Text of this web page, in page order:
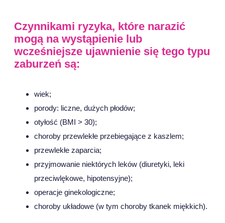
Czynnikami ryzyka, które narazić
mogą na wystąpienie lub
wcześniejsze ujawnienie się tego typu
zaburzeń są:
wiek;
porody: liczne, dużych płodów;
otyłość (BMI > 30);
choroby przewlekłe przebiegające z kaszlem;
przewlekłe zaparcia;
przyjmowanie niektórych leków (diuretyki, leki
przeciwlękowe, hipotensyjne);
operacje ginekologiczne;
choroby układowe (w tym choroby tkanek miękkich).